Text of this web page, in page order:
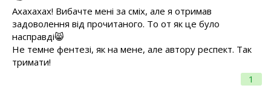
1
Ахахахах! Вибачте мені за сміх, але я отримав
задоволення від прочитаного. То от як це було
насправді😸
Не темне фентезі, як на мене, але автору респект. Так
тримати!